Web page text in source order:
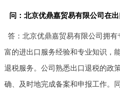
问：北京优鼎嘉贸易有限公司在
答：北京优鼎嘉贸易有限公司拥
富的进出口服务经验和专业知识，
退税服务。公司熟悉出口退税的政
确、及时地完成备案和申报工作。